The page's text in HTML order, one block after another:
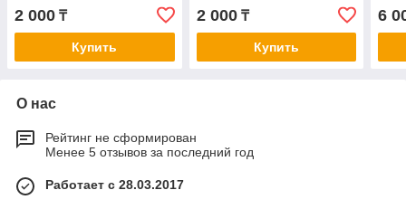
2 000 ₸
Купить
2 000₸
Купить
6
О нас
Рейтинг не сформирован
Менее 5 отзывов за последний год
Работает с 28.03.2017